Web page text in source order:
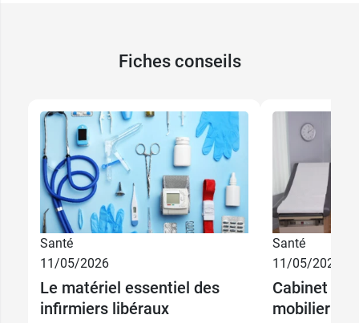
Fiches conseils
Santé
11/05/2026
Le matériel essentiel des
infirmiers libéraux
Santé
11/05/2026
Cabinet
mobilier et